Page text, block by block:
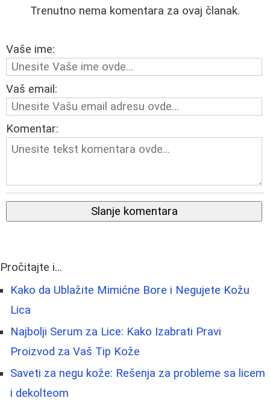
Trenutno nema komentara za ovaj članak.
Vaše ime:
Vaš email:
Komentar:
Slanje komentara
Pročitajte i...
Kako da Ublažite Mimićne Bore i Negujete Kožu
Lica
Najbolji Serum za Lice: Kako Izabrati Pravi
Proizvod za Vaš Tip Kože
Saveti za negu kože: Rešenja za probleme sa licem
i dekolteom